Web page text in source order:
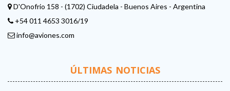
D'Onofrio 158 - (1702) Ciudadela - Buenos Aires - Argentina
+54 011 4653 3016/19
info@aviones.com
ÚLTIMAS NOTICIAS